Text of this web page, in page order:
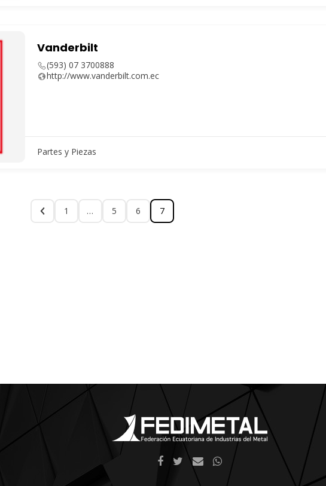
Vanderbilt
(593) 07 3700888
http://www.vanderbilt.com.ec
Partes y Piezas
1 … 5 6 7